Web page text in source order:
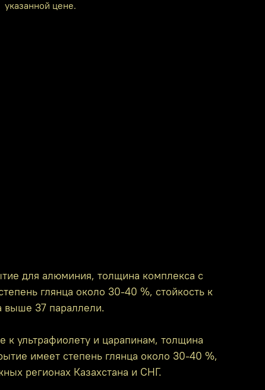
указанной цене.
для алюминия, толщина комплекса с
глянца около 30-40 %, стойкость к
выше 37 параллели.
ультрафиолету и царапинам, толщина
имеет степень глянца около 30-40 %,
регионах Казахстана и СНГ.